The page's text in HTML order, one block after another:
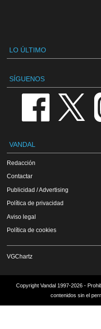
LO ÚLTIMO
SÍGUENOS
VANDAL
Redacción
Contactar
Publicidad / Advertising
Política de privacidad
Aviso legal
Política de cookies
VGChartz
Copyright Vandal 1997-2026 -
contenidos sin el